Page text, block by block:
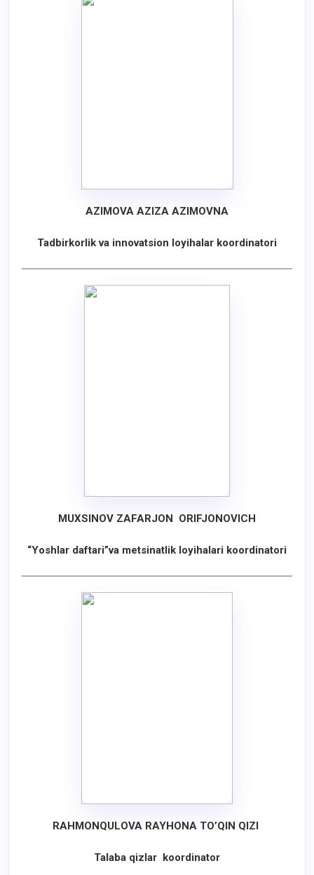
AZIMOVA AZIZA AZIMOVNA
Tadbirkorlik va innovatsion loyihalar koordinatori
MUXSINOV ZAFARJON ORIFJONOVICH
“Yoshlar daftari”va metsinatlik loyihalari koordinatori
RAHMONQULOVA RAYHONA TO’QIN QIZI
Talaba qizlar koordinator